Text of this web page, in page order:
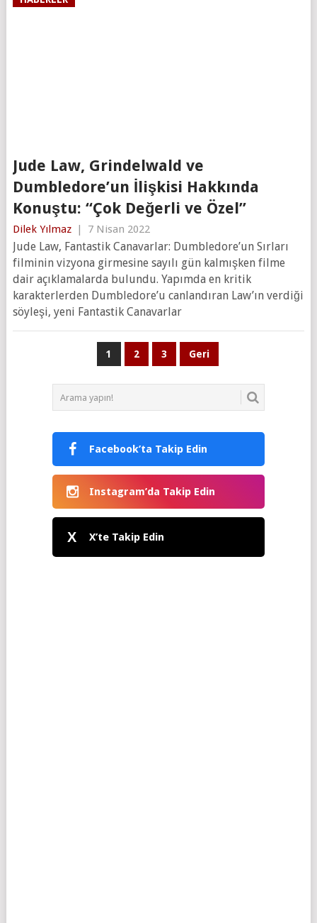
Jude Law, Grindelwald ve
Dumbledore’un İlişkisi Hakkında
Konuştu: “Çok Değerli ve Özel”
Dilek Yılmaz 7 Nisan 2022
Jude Law, Fantastik Canavarlar: Dumbledore’un Sırları
filminin vizyona girmesine sayılı gün kalmışken filme
dair açıklamalarda bulundu. Yapımda en kritik
karakterlerden Dumbledore’u canlandıran Law’ın verdiği
söyleşi, yeni Fantastik Canavarlar
1 2 3 Geri
Facebook’ta Takip Edin
Instagram’da Takip Edin
X X’te Takip Edin